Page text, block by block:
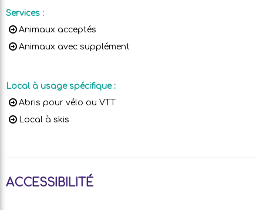
Services :
Animaux acceptés
Animaux avec supplément
Local à usage spécifique :
Abris pour vélo ou VTT
Local à skis
ACCESSIBILITÉ